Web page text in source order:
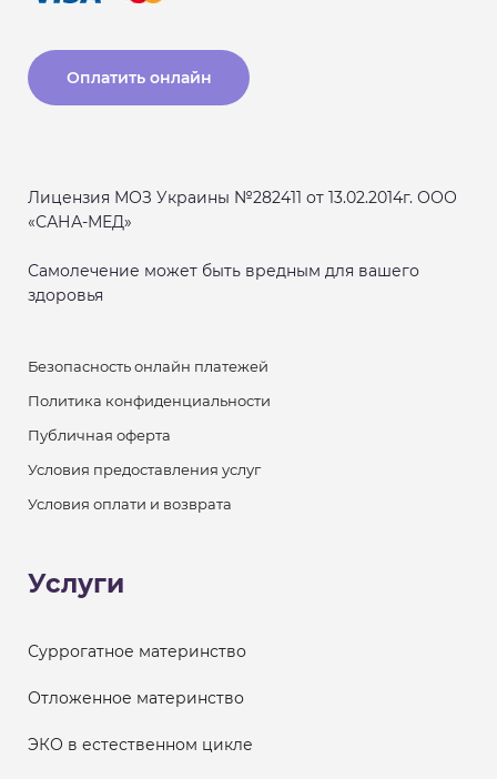
Оплатить онлайн
Лицензия МОЗ Украины №282411 от 13.02.2014г. ООО
«САНА-МЕД»
Самолечение может быть вредным для вашего
здоровья
Безопасность онлайн платежей
Политика конфиденциальности
Публичная оферта
Условия предоставления услуг
Условия оплати и возврата
Услуги
Суррогатное материнство
Отложенное материнство
ЭКО в естественном цикле